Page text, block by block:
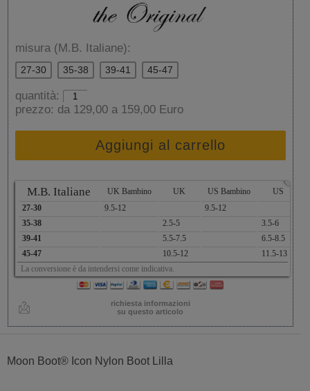
misura (M.B. Italiane):
27-30 35-38 39-41 45-47
quantità:
prezzo: da 129,00 a 159,00 Euro
Aggiungi al carrello
M.B. Italiane UK Bambino UK US Bambino US
27-30
9.5-12 9.5-12
35-38
2.5-5 3.5-6
39-41
5.5-7.5 6.5-8.5
45-47
10.5-12 11.5-13
La conversione è da intendersi come indicativa.
x
richiesta informazioni
su questo articolo
Moon Boot® Icon Nylon Boot Lilla